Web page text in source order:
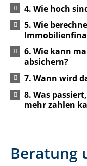
4. Wie hoch
5. Wie
6. Wie kann
absichern?
7. Wann wird
8. Was
mehr zahlen
Beratung